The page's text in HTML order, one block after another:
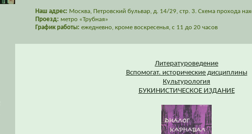
Наш адрес: Москва, Петровский бульвар, д. 14/29, стр. 3. Схема прохода
Проезд: метро «Трубная»
График работы: ежедневно, кроме воскресенья, с 11 до 20 часов
Литературоведение
Вспомогат. исторические дисциплины
Культурология
БУКИНИСТИЧЕСКОЕ ИЗДАНИЕ